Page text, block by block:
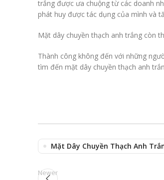
trắng được ưa chuộng từ các doanh
phát huy được tác dụng của mình và
Mặt dây chuyền thạch anh trắng còn
Thành công không đến với những
tìm đến mặt dây chuyền thạch anh
Mặt Dây Chuyền Thạch Anh
Newer